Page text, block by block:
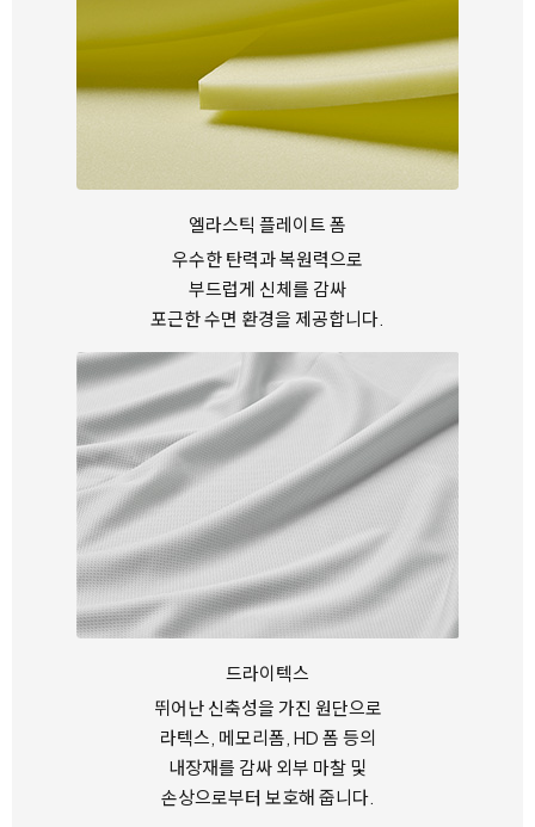
엘라스틱 플레이트 폼
우수한 탄력과 복원력으로
부드럽게 신체를 감싸
포근한 수면 환경을 제공합니다.
드라이텍스
뛰어난 신축성을 가진 원단으로
라텍스, 메모리폼, HD 폼 등의
내장재를 감싸 외부 마찰 및
손상으로부터 보호해 줍니다.